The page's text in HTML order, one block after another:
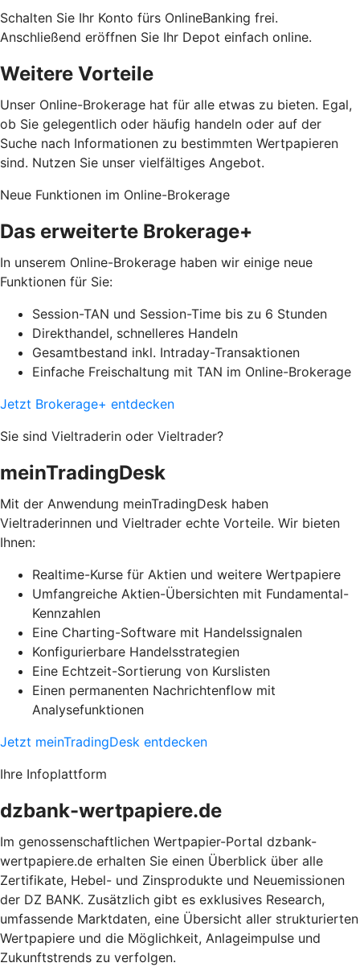
Schalten Sie Ihr Konto fürs OnlineBanking frei.
Anschließend eröffnen Sie Ihr Depot einfach online.
Weitere Vorteile
Unser Online-Brokerage hat für alle etwas zu bieten. Egal,
ob Sie gelegentlich oder häufig handeln oder auf der
Suche nach Informationen zu bestimmten Wertpapieren
sind. Nutzen Sie unser vielfältiges Angebot.
Neue Funktionen im Online-Brokerage
Das erweiterte Brokerage+
In unserem Online-Brokerage haben wir einige neue
Funktionen für Sie:
Session-TAN und Session-Time bis zu 6 Stunden
Direkthandel, schnelleres Handeln
Gesamtbestand inkl. Intraday-Transaktionen
Einfache Freischaltung mit TAN im Online-Brokerage
Jetzt Brokerage+ entdecken
Sie sind Vieltraderin oder Vieltrader?
meinTradingDesk
Mit der Anwendung meinTradingDesk haben
Vieltraderinnen und Vieltrader echte Vorteile. Wir bieten
Ihnen:
Realtime-Kurse für Aktien und weitere Wertpapiere
Umfangreiche Aktien-Übersichten mit Fundamental-
Kennzahlen
Eine Charting-Software mit Handelssignalen
Konfigurierbare Handelsstrategien
Eine Echtzeit-Sortierung von Kurslisten
Einen permanenten Nachrichtenflow mit
Analysefunktionen
Jetzt meinTradingDesk entdecken
Ihre Infoplattform
dzbank-wertpapiere.de
Im genossenschaftlichen Wertpapier-Portal dzbank-
wertpapiere.de erhalten Sie einen Überblick über alle
Zertifikate, Hebel- und Zinsprodukte und Neuemissionen
der DZ BANK. Zusätzlich gibt es exklusives Research,
umfassende Marktdaten, eine Übersicht aller strukturierten
Wertpapiere und die Möglichkeit, Anlageimpulse und
Zukunftstrends zu verfolgen.